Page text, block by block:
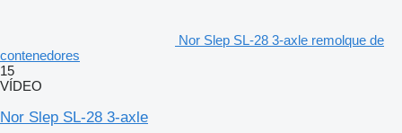
Nor Slep SL-28 3-axle remolque de
contenedores
15
VÍDEO
Nor Slep SL-28 3-axle